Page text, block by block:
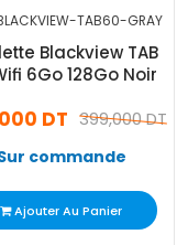
TAB60-GRAY
Blackview TAB
60 Wifi 6Go 128Go Noir
399,000 DT
DT
commande
Ajouter Au Panier